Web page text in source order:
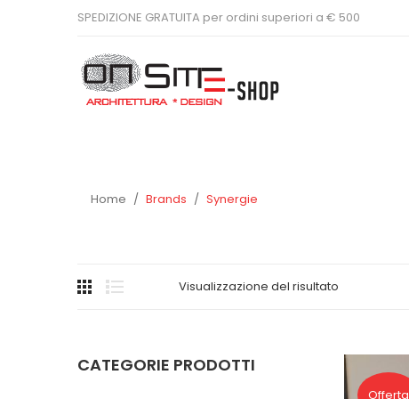
SPEDIZIONE GRATUITA per ordini superiori a € 500
Home / Brands / Synergie
Visualizzazione del risultato
Offerta
CATEGORIE PRODOTTI